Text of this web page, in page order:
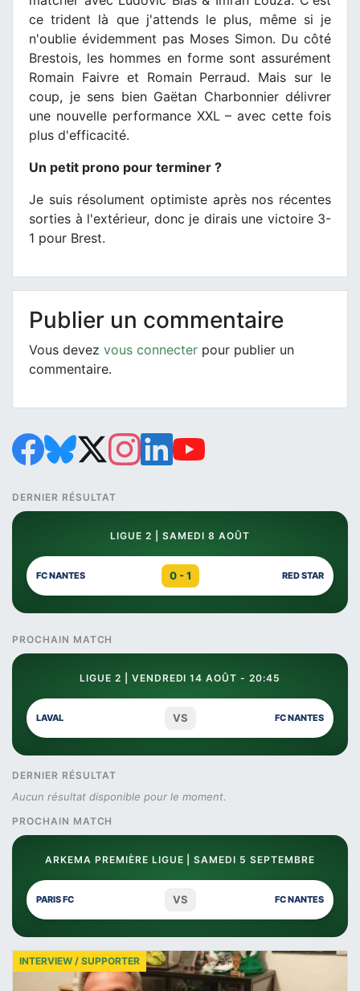
ce trident là que j'attends le plus, même si je
n'oublie évidemment pas Moses Simon. Du côté
Brestois, les hommes en forme sont assurément
Romain Faivre et Romain Perraud. Mais sur le
coup, je sens bien Gaëtan Charbonnier délivrer
une nouvelle performance XXL – avec cette fois
plus d'efficacité.
Un petit prono pour terminer ?
Je suis résolument optimiste après nos récentes
sorties à l'extérieur, donc je dirais une victoire 3-
1 pour Brest.
Publier un commentaire
Vous devez vous connecter pour publier un
commentaire.
DERNIER RÉSULTAT
LIGUE 2 | SAMEDI 8 AOÛT
FC NANTES 0 - 1 RED STAR
PROCHAIN MATCH
LIGUE 2 | VENDREDI 14 AOÛT - 20:45
LAVAL VS FC NANTES
DERNIER RÉSULTAT
Aucun résultat disponible pour le moment.
PROCHAIN MATCH
ARKEMA PREMIÈRE LIGUE | SAMEDI 5 SEPTEMBRE
PARIS FC VS FC NANTES
INTERVIEW / SUPPORTER